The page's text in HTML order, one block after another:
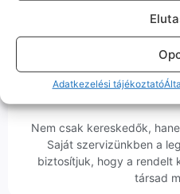
Adatkezelési tájékoztató
Nem csak kereskedők,
Saját szervizünkben a
biztosítjuk, hogy a rendelt
társad